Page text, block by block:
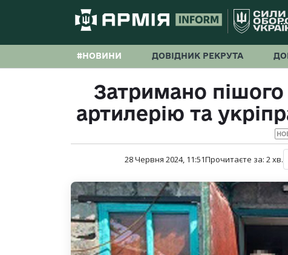
#НОВИНИ ДОВІДНИК РЕКРУТА
Затримано
артилерію та
28 Червня 2024, 11:51Прочитаєте за: 2хв.